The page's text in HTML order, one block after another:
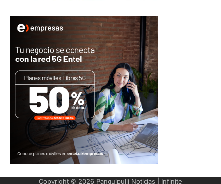
Copyright © 2026 Panguipulli Noticias | Infinite